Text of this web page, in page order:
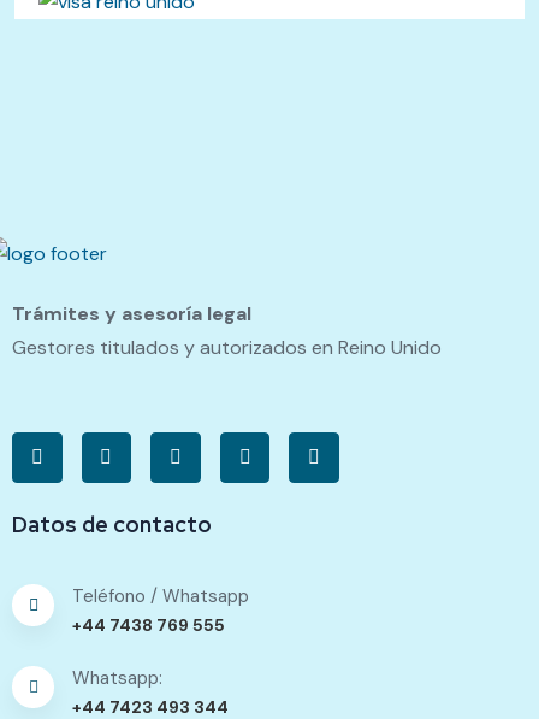
Trámites y asesoría legal
Gestores titulados y autorizados en Reino Unido
Datos de contacto
Teléfono / Whatsapp
+44 7438 769 555
Whatsapp:
+44 7423 493 344